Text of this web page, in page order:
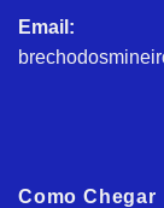
Email:
Como Chegar